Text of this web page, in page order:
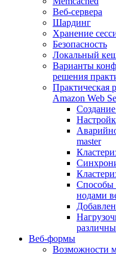
Веб-сервера
Шардинг
Хранение
Безопасность
Локальный
Варианты
решения
Практическая
Amazon Web
master
Способы
нодами
Веб-формы
Возможности